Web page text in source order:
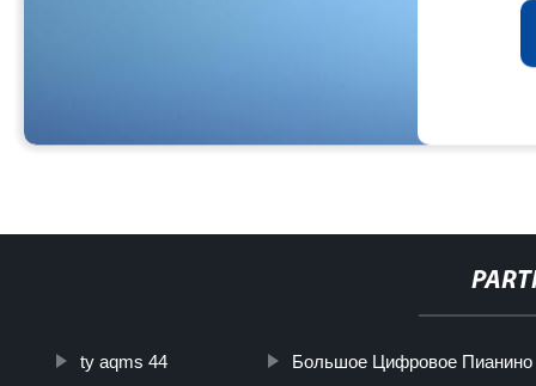
ty aqms 44 Большое Цифровое Пианино